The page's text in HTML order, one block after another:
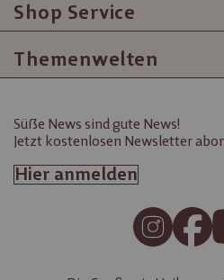
Shop Service
Themenwelten
Süße News sind gute News!
Jetzt kostenlosen Newsletter
Hier anmelden